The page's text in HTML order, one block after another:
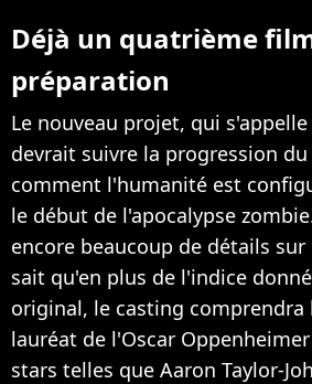
Déjà un quatrième
préparation
Le nouveau projet, qui s'appelle
devrait suivre la progression
comment l'humanité est
le début de l'apocalypse
encore beaucoup de détails
sait qu'en plus de l'indice
original, le casting comprendra
lauréat de l'Oscar
stars telles que Aaron Taylor-